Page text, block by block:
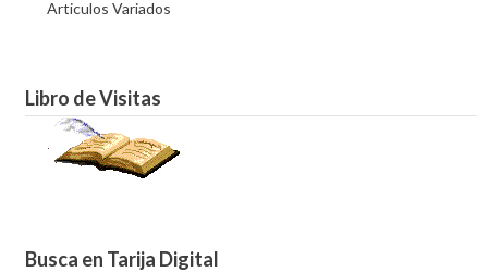
Articulos Variados
Libro de Visitas
Busca en Tarija Digital